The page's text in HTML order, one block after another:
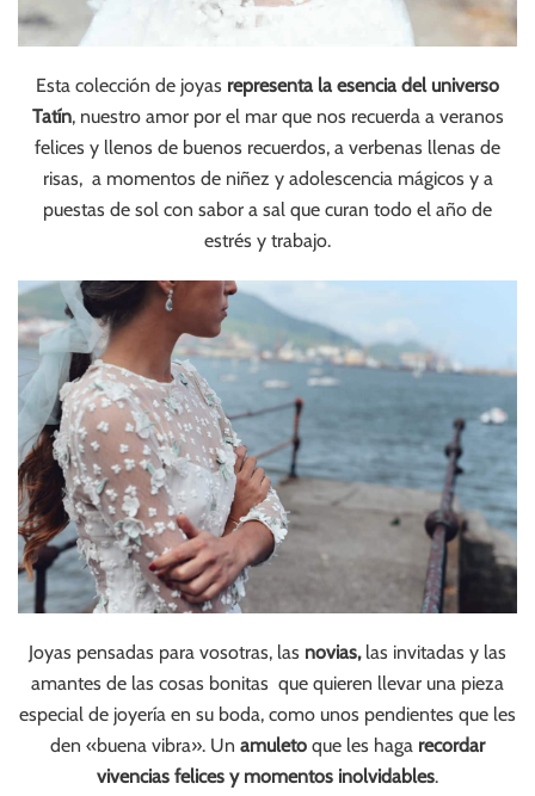
Esta colección de joyas representa la esencia del universo
Tatín, nuestro amor por el mar que nos recuerda a veranos
felices y llenos de buenos recuerdos, a verbenas llenas de
risas, a momentos de niñez y adolescencia mágicos y a
puestas de sol con sabor a sal que curan todo el año de
estrés y trabajo.
Joyas pensadas para vosotras, las novias,las invitadas y las
amantes de las cosas bonitas que quieren llevar una pieza
especial de joyería en su boda, como unos pendientes que les
den «buena vibra». Un amuleto que les haga recordar
vivencias felices y momentos inolvidables.